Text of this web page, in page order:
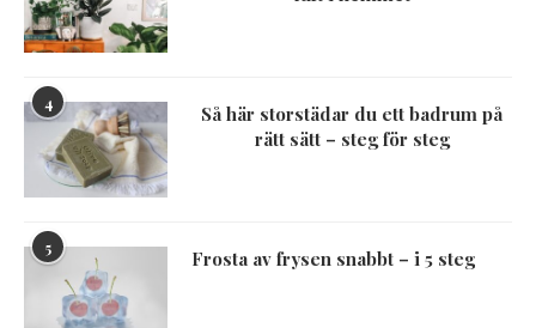
4
Så här storstädar du ett badrum på
rätt sätt – steg för steg
5 Frosta av frysen snabbt – i 5 steg